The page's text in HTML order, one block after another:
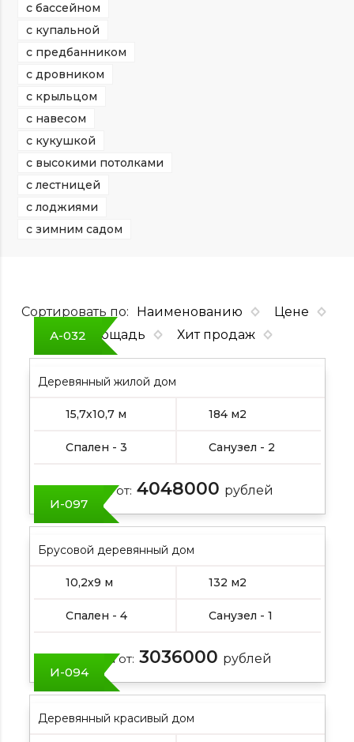
с бассейном
с купальной
с предбанником
с дровником
с крыльцом
с навесом
с кукушкой
с высокими потолками
с лестницей
с лоджиями
с зимним садом
Сортировать по: Наименованию
Цене
Площадь
Хит продаж
А-032
Деревянный жилой дом
15,7х10,7 м 184 м2
Спален - 3 Санузел - 2
Цена от: 4048000 рублей
И-097
Брусовой деревянный дом
10,2х9 м 132 м2
Спален - 4 Санузел - 1
Цена от: 3036000 рублей
И-094
Деревянный красивый дом